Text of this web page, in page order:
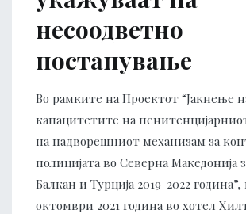
несоодветно
постапување
Во рамките на Проектот “Јакнење
капацитетите на
на надворешниот механизам за
полицијата во Северна Македонија
Балкан и Турција 2019-2022 година”,
октомври 2021 година во хотел